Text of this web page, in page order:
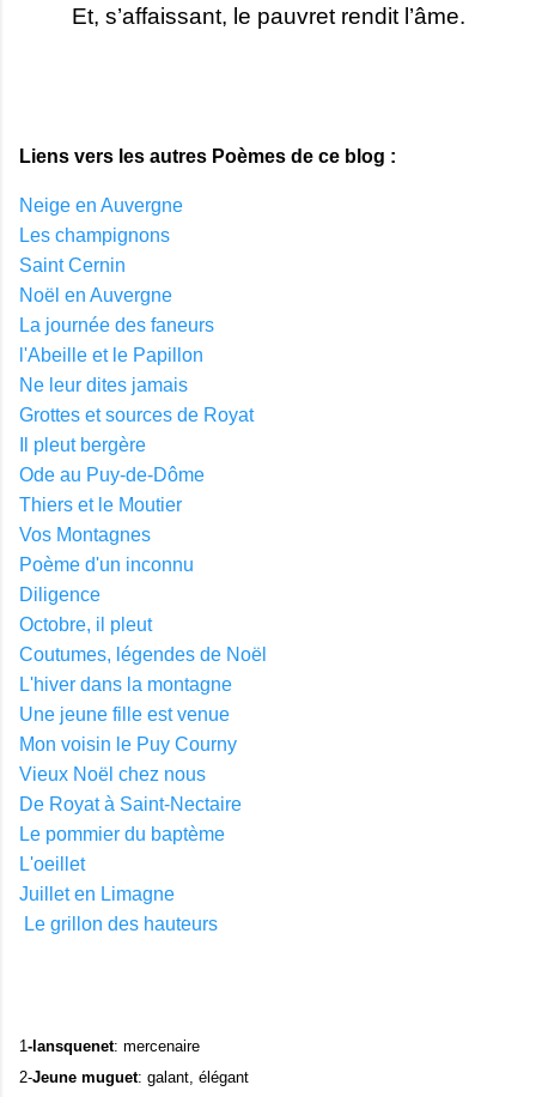
Et, s’affaissant, le pauvret rendit l’âme.
Liens vers les autres Poèmes de ce blog :
Neige en Auvergne
Les champignons
Saint Cernin
Noël en Auvergne
La journée des faneurs
l'Abeille et le Papillon
Ne leur dites jamais
Grottes et sources de Royat
Il pleut bergère
Ode au Puy-de-Dôme
Thiers et le Moutier
Vos Montagnes
Poème d'un inconnu
Diligence
Octobre, il pleut
Coutumes, légendes de Noël
L'hiver dans la montagne
Une jeune fille est venue
Mon voisin le Puy Courny
Vieux Noël chez nous
De Royat à Saint-Nectaire
Le pommier du baptème
L'oeillet
Juillet en Limagne
Le grillon des hauteurs
1 -lansquenet: mercenaire
2-Jeune muguet: galant, élégant